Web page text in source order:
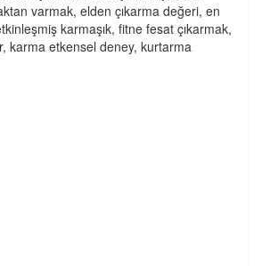
varmak, elden çıkarma değeri, en
karmaşık, fitne fesat çıkarmak,
karma etkensel deney, kurtarma